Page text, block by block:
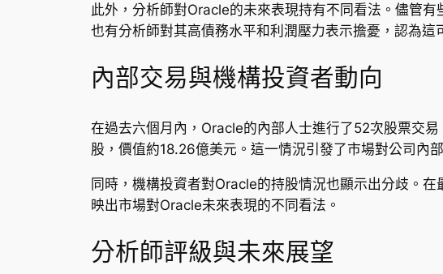
此外，分析師對Oracle的未來表現持有不同看法。儘管
也有分析師對其高債務水平和利潤壓力表示擔憂，認為這
內部交易與機構投資者動向
在過去六個月內，Oracle的內部人士進行了52次股票交
股，價值約18.26億美元。這一情況引發了市場對公司內
同時，機構投資者對Oracle的持股情況也顯示出分歧。
映出市場對Oracle未來表現的不同看法。
分析師評級與未來展望